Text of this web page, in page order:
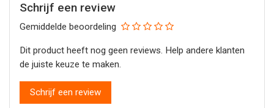
Schrijf een review
Gemiddelde beoordeling
Dit product heeft nog geen reviews. Help andere klanten
de juiste keuze te maken.
Schrijf een review